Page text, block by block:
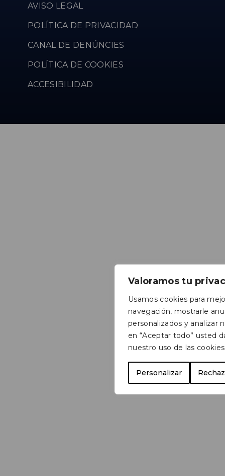
Valoramos tu
Usamos cookies para
navegación, mostrarle
personalizados y analizar
en “Aceptar todo” usted
nuestro uso de las
Personalizar
AVISO LEGAL
POLÍTICA DE PRIVACIDAD
CANAL DE DENÚNCIES
POLÍTICA DE COOKIES
ACCESIBILIDAD